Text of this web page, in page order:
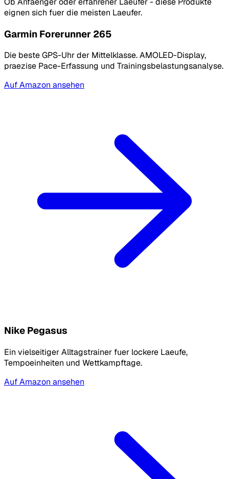
eignen sich fuer die meisten Laeufer.
Garmin Forerunner 265
Die beste GPS-Uhr der Mittelklasse. AMOLED-Display,
praezise Pace-Erfassung und Trainingsbelastungsanalyse.
Auf Amazon ansehen
Nike Pegasus
Ein vielseitiger Alltagstrainer fuer lockere Laeufe,
Tempoeinheiten und Wettkampftage.
Auf Amazon ansehen